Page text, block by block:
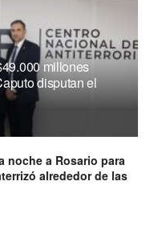
millones
disputan el
noche a Rosario para
alrededor de las